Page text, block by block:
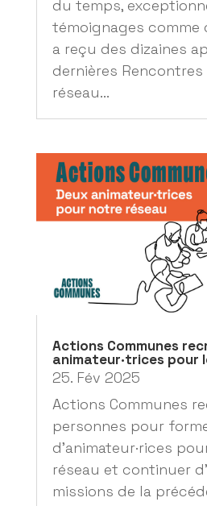
du temps,
témoignages comme
a reçu des dizaines
dernières
réseau...
Actions Communes
animateur·trices pour
25. Fév 2025
Actions Communes
personnes pour
d’animateur·rices
réseau et continuer
missions de la